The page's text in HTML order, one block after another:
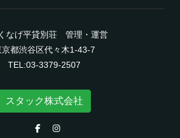
なげ平貸別荘 管理・運営
京都渋谷区代々木1-43-7
TEL:03-3379-2507
スタック株式会社